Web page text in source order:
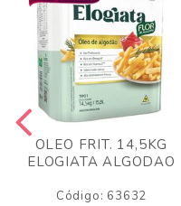
OLEO FRIT. 14,5KG
ELOGIATA ALGODAO
Código: 63632